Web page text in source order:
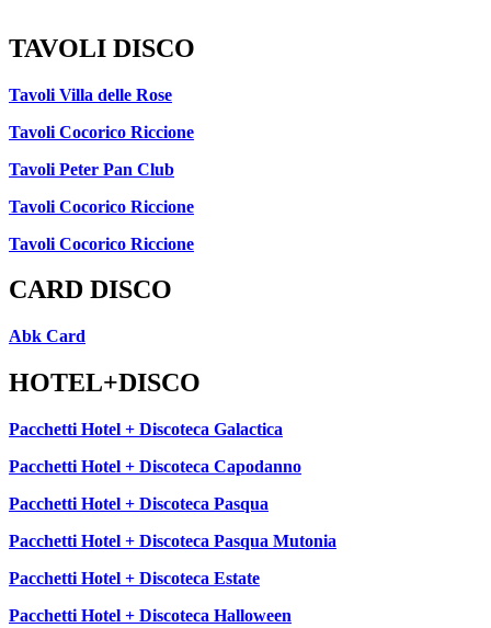
TAVOLI DISCO
Tavoli Villa delle Rose
Tavoli Cocorico Riccione
Tavoli Peter Pan Club
Tavoli Cocorico Riccione
Tavoli Cocorico Riccione
CARD DISCO
Abk Card
HOTEL+DISCO
Pacchetti Hotel + Discoteca Galactica
Pacchetti Hotel + Discoteca Capodanno
Pacchetti Hotel + Discoteca Pasqua
Pacchetti Hotel + Discoteca Pasqua Mutonia
Pacchetti Hotel + Discoteca Estate
Pacchetti Hotel + Discoteca Halloween